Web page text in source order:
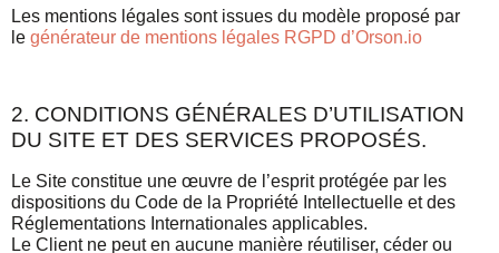
Les mentions légales sont issues du modèle proposé par
le générateur de mentions légales RGPD d’Orson.io
2. CONDITIONS GÉNÉRALES D’UTILISATION
DU SITE ET DES SERVICES PROPOSÉS.
Le Site constitue une œuvre de l’esprit protégée par les
dispositions du Code de la Propriété Intellectuelle et des
Réglementations Internationales applicables.
Le Client ne peut en aucune manière réutiliser, céder ou